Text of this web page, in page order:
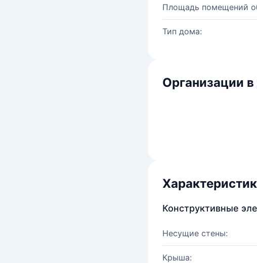
Площадь помещений
Тип дома:
Организации
Конструктивные
Несущие стены:
Крыша: